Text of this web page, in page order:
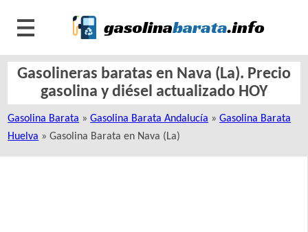
Gasolineras baratas en Nava (La). Precio
gasolina y diésel actualizado HOY
Gasolina Barata »Gasolina Barata Andalucía »Gasolina Barata
Huelva » Gasolina Barata en Nava (La)